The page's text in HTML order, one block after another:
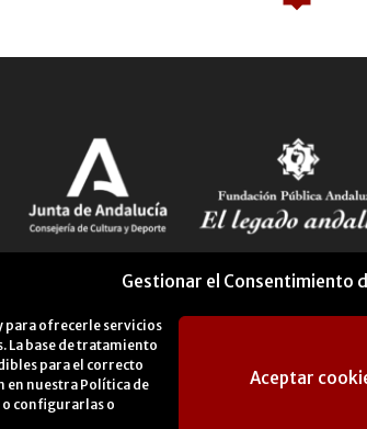
Gestionar el Consentimiento
para ofrecerle servicios
La base de tratamiento
para el correcto
en nuestra Política de
o configurarlas o
Aceptar
Política de Cookies